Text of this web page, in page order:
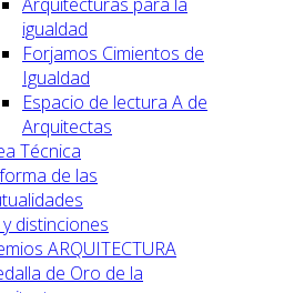
igualdad
Forjamos Cimientos de
Igualdad
Espacio de lectura A de
Arquitectas
Técnica
de las
distinciones
ARQUITECTURA
de Oro de la